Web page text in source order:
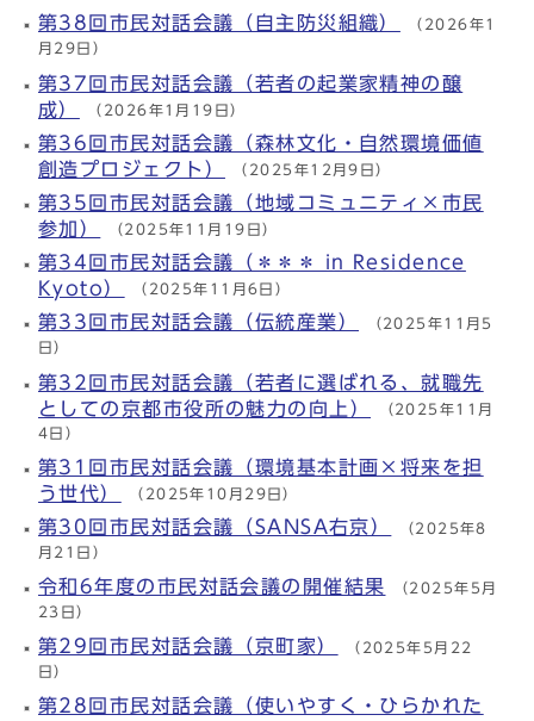
第38回市民対話会議（自主防災組織） （2026年1
月29日）
第37回市民対話会議（若者の起業家精神の醸
成） （2026年1月19日）
第36回市民対話会議（森林文化・自然環境価値
創造プロジェクト） （2025年12月9日）
第35回市民対話会議（地域コミュニティ×市民
参加） （2025年11月19日）
第34回市民対話会議（＊＊＊ in Residence
Kyoto） （2025年11月6日）
第33回市民対話会議（伝統産業） （2025年11月5
日）
第32回市民対話会議（若者に選ばれる、就職先
としての京都市役所の魅力の向上） （2025年11月
4日）
第31回市民対話会議（環境基本計画×将来を担
う世代） （2025年10月29日）
第30回市民対話会議（SANSA右京） （2025年8
月21日）
令和6年度の市民対話会議の開催結果 （2025年5月
23日）
第29回市民対話会議（京町家） （2025年5月22
日）
第28回市民対話会議（使いやすく・ひらかれた